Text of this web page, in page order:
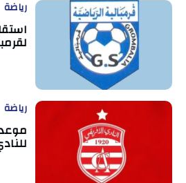
رياضة
رياضة